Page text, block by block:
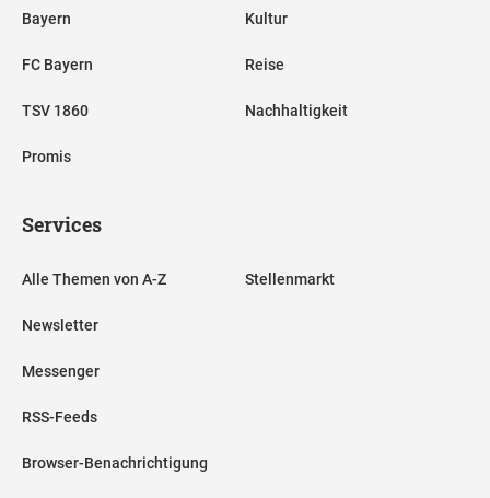
Bayern
FC Bayern
TSV 1860
Promis
Kultur
Reise
Nachhaltigkeit
Services
Alle Themen von A-Z
Newsletter
Messenger
RSS-Feeds
Browser-Benachrichtigung
Stellenmarkt